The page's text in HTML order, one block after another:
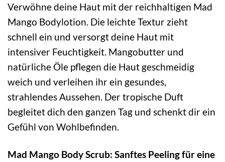
Verwöhne deine Haut mit der reichhaltigen Mad
Mango Bodylotion. Die leichte Textur zieht
schnell ein und versorgt deine Haut mit
intensiver Feuchtigkeit. Mangobutter und
natürliche Öle pflegen die Haut geschmeidig
weich und verleihen ihr ein gesundes,
strahlendes Aussehen. Der tropische Duft
begleitet dich den ganzen Tag und schenkt dir ein
Gefühl von Wohlbefinden.
Mad Mango Body Scrub: Sanftes Peeling für eine